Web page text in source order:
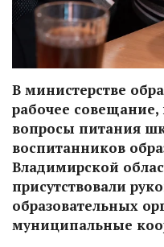
В министерстве
рабочее
вопросы питания
воспитанников
Владимирской
присутствовали
образовательных
муниципальные